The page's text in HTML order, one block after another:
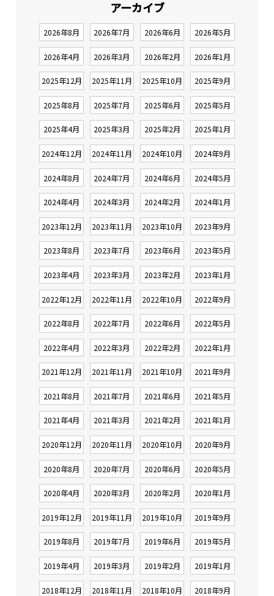
アーカイブ
2026年8月 2026年7月 2026年6月 2026年5月
2026年4月 2026年3月 2026年2月 2026年1月
2025年12月 2025年11月 2025年10月 2025年9月
2025年8月 2025年7月 2025年6月 2025年5月
2025年4月 2025年3月 2025年2月 2025年1月
2024年12月 2024年11月 2024年10月 2024年9月
2024年8月 2024年7月 2024年6月 2024年5月
2024年4月 2024年3月 2024年2月 2024年1月
2023年12月 2023年11月 2023年10月 2023年9月
2023年8月 2023年7月 2023年6月 2023年5月
2023年4月 2023年3月 2023年2月 2023年1月
2022年12月 2022年11月 2022年10月 2022年9月
2022年8月 2022年7月 2022年6月 2022年5月
2022年4月 2022年3月 2022年2月 2022年1月
2021年12月 2021年11月 2021年10月 2021年9月
2021年8月 2021年7月 2021年6月 2021年5月
2021年4月 2021年3月 2021年2月 2021年1月
2020年12月 2020年11月 2020年10月 2020年9月
2020年8月 2020年7月 2020年6月 2020年5月
2020年4月 2020年3月 2020年2月 2020年1月
2019年12月 2019年11月 2019年10月 2019年9月
2019年8月 2019年7月 2019年6月 2019年5月
2019年4月 2019年3月 2019年2月 2019年1月
2018年12月 2018年11月 2018年10月 2018年9月